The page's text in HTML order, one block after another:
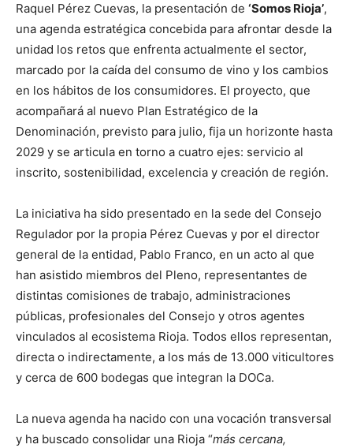
Raquel Pérez Cuevas, la presentación de ‘Somos Rioja’,
una agenda estratégica concebida para afrontar desde la
unidad los retos que enfrenta actualmente el sector,
marcado por la caída del consumo de vino y los cambios
en los hábitos de los consumidores. El proyecto, que
acompañará al nuevo Plan Estratégico de la
Denominación, previsto para julio, fija un horizonte hasta
2029 y se articula en torno a cuatro ejes: servicio al
inscrito, sostenibilidad, excelencia y creación de región.
La iniciativa ha sido presentado en la sede del Consejo
Regulador por la propia Pérez Cuevas y por el director
general de la entidad, Pablo Franco, en un acto al que
han asistido miembros del Pleno, representantes de
distintas comisiones de trabajo, administraciones
públicas, profesionales del Consejo y otros agentes
vinculados al ecosistema Rioja. Todos ellos representan,
directa o indirectamente, a los más de 13.000 viticultores
y cerca de 600 bodegas que integran la DOCa.
La nueva agenda ha nacido con una vocación transversal
y ha buscado consolidar una Rioja “más cercana,